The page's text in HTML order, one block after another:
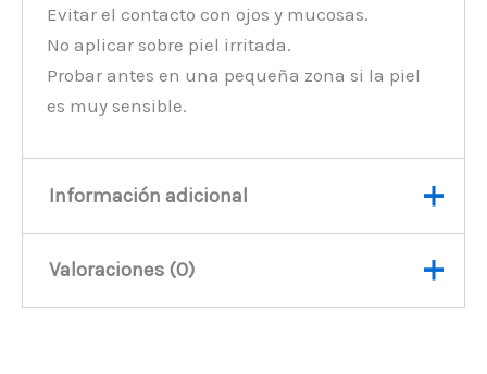
Evitar el contacto con ojos y mucosas.
No aplicar sobre piel irritada.
Probar antes en una pequeña zona si la piel
es muy sensible.
Información adicional
Peso
Valoraciones (0)